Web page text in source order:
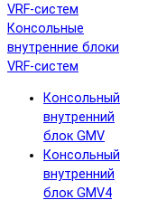
VRF-систем
Консольные
внутренние блоки
VRF-систем
Консольный
внутренний
блок GMV
Консольный
внутренний
блок GMV4